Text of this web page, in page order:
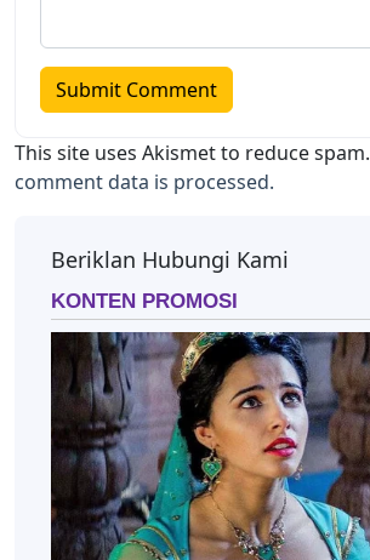
This site uses Akismet to reduce spam.
comment data is processed.
Beriklan Hubungi Kami